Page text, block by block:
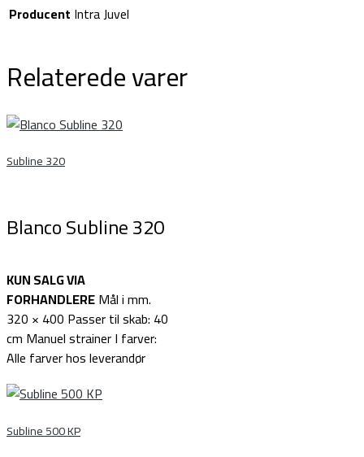
Producent Intra Juvel
Relaterede varer
Subline 320
Blanco Subline 320
KUN SALG VIA
FORHANDLEREMål i mm.
320 × 400 Passer til skab: 40
cm Manuel strainer I farver:
Alle farver hos leverandør
Subline 500 KP